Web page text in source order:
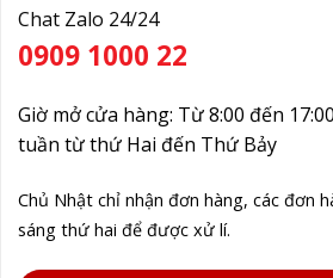
Chat Zalo 24/24
0909 1000 22
Giờ mở cửa hàng: Từ 8:00 đến
tuần từ thứ Hai đến Thứ Bảy
Chủ Nhật chỉ nhận đơn hàng, các đơn
sáng thứ hai để được xử lí.